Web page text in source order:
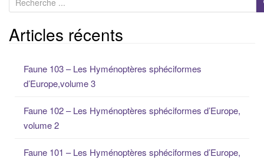
e
c
h
Articles récents
Faune 103 – Les Hyménoptères sphéciformes
d’Europe,volume 3
Faune 102 – Les Hyménoptères sphéciformes d’Europe,
volume 2
Faune 101 – Les Hyménoptères sphéciformes d’Europe,